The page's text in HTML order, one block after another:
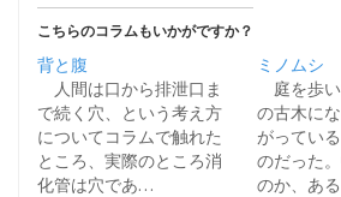
こちらのコラムもいかがですか？
背と腹
人間は口から排泄口ま
で続く穴、という考え方
についてコラムで触れた
ところ、実際のところ消
化管は穴であ…
ミノムシ
庭を歩
の古木に
がってい
のだった
のか、あ